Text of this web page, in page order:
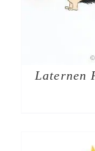
Laternen